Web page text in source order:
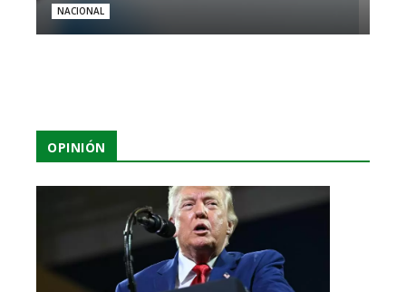
NACIONAL
OPINIÓN